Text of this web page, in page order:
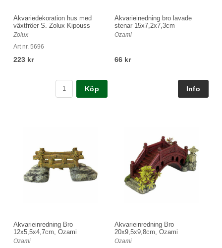
Akvariedekoration hus med
växtfröer S. Zolux Kipouss
Zolux
Art nr. 5696
223 kr
Köp
Akvarieinedning bro lavade
stenar 15x7,2x7,3cm
Ozami
66 kr
Akvarieinredning Bro
12x5,5x4,7cm, Ozami
Ozami
Akvarieinredning Bro
20x9,5x9,8cm, Ozami
Ozami